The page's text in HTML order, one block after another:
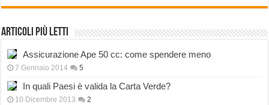
Articoli più letti
Assicurazione Ape 50 cc: come spendere meno
7 Gennaio 2014 5
In quali Paesi è valida la Carta Verde?
10 Dicembre 2013 2